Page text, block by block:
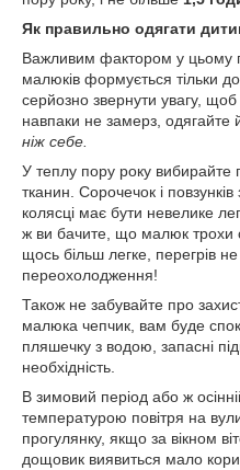
Як правильно одягати
Важливим фактором у цьому
малюків формується тільки
серйозно звернути увагу,
навпаки не замерз, одягайте
ніж себе.
У теплу пору року вибирайте
тканин. Сорочечок і
колясці має бути невелике
ж ви бачите, що малюк трохи
щось більш легке, перегрів
переохолодження!
Також не забувайте про
малюка чепчик, вам буде
пляшечку з водою, запасні
необхідність.
В зимовий період або ж
температурою повітря на
прогулянку, якщо за вікном
дощовик виявиться мало